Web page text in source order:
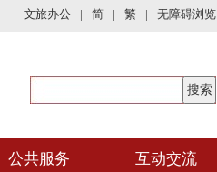
文旅办公 | 简 | 繁 | 无障碍浏览
公共服务 互动交流